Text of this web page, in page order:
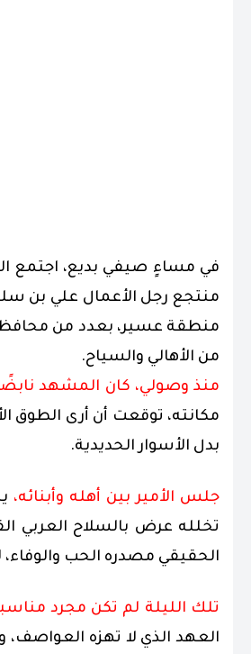
في مساءٍ صيفي بديع، اجتمع
منتجع رجل الأعمال علي بن
منطقة عسير، بعدد من محافظي
من الأهالي والسياح.
منذ وصولي، كان المشهد نابضًا
مكانته، توقعت أن أرى الطوق
بدل الأسوار الحديدية.
جلس الأمير بين أهله وأبنائه،
تخلله عرض بالسلاح العربي
الحقيقي مصدره الحب والوفاء،
تلك الليلة لم تكن مجرد
العهد الذي لا تهزه